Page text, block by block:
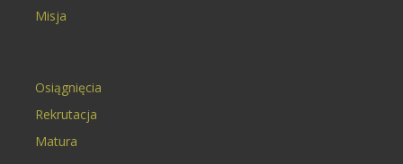
Misja
Osiągnięcia
Rekrutacja
Matura